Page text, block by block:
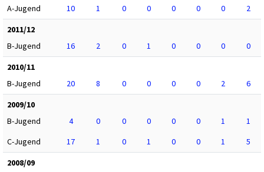
A-Jugend
10 1 0 0 0 0 0
2
2011/12
B-Jugend
16 2 0 1 0 0 0
0
2010/11
B-Jugend
20 8 0 0 0 0 2
6
2009/10
B-Jugend
4 0 0 0 0 0 1
1
C-Jugend
17 1 0 1 0 0 1
5
2008/09